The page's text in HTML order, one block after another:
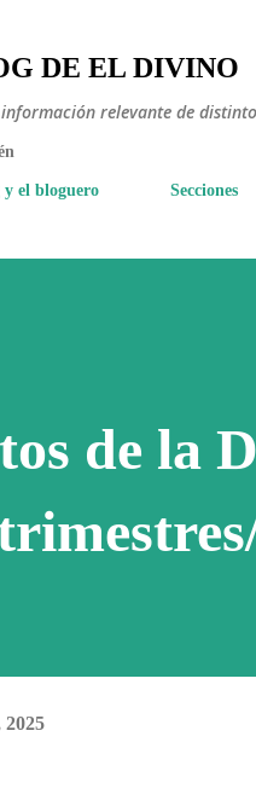
DE EL DIVINO
relevante de
y el bloguero Secciones
de la
2025